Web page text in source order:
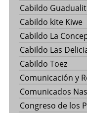
Cabildo
Cabildo kite Kiwe
Cabildo La
Cabildo Las
Cabildo Toez
Comunicación y
Comunicados
Congreso de los